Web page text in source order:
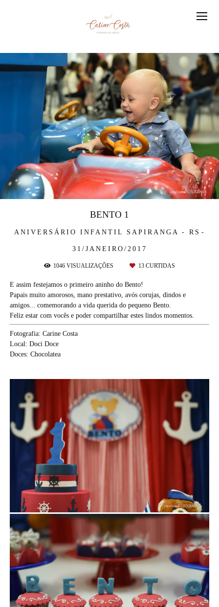
ANIVERSÁRIO INFANTIL SAPIRANGA - RS
31/JANEIRO/2017
BENTO 1
1046 VISUALIZAÇÕES 13 CURTIDAS
E assim festejamos o primeiro aninho do Bento!
Papais muito amorosos, mano prestativo, avós corujas, dindos e
amigos... comemorando a vida querida do pequeno Bento.
Feliz estar com vocês e poder compartilhar estes lindos momentos.
Fotografia: Carine Costa
Local: Doci Doce
Doces: Chocolatea